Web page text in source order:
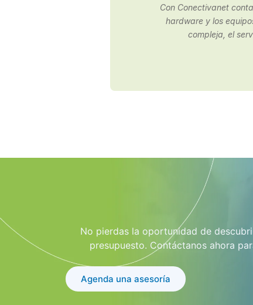
Contactamos a
resultados,
No pierdas la oportunidad de
presupuesto. Contáctanos ahora
Agenda una asesoría